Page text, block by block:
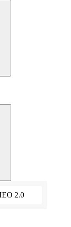
2.0